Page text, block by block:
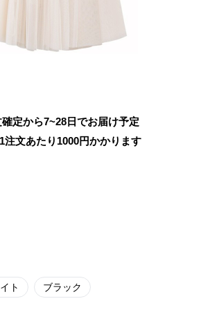
定から7~28日でお届け予定
注文あたり 1000円かかります
ト ブラック